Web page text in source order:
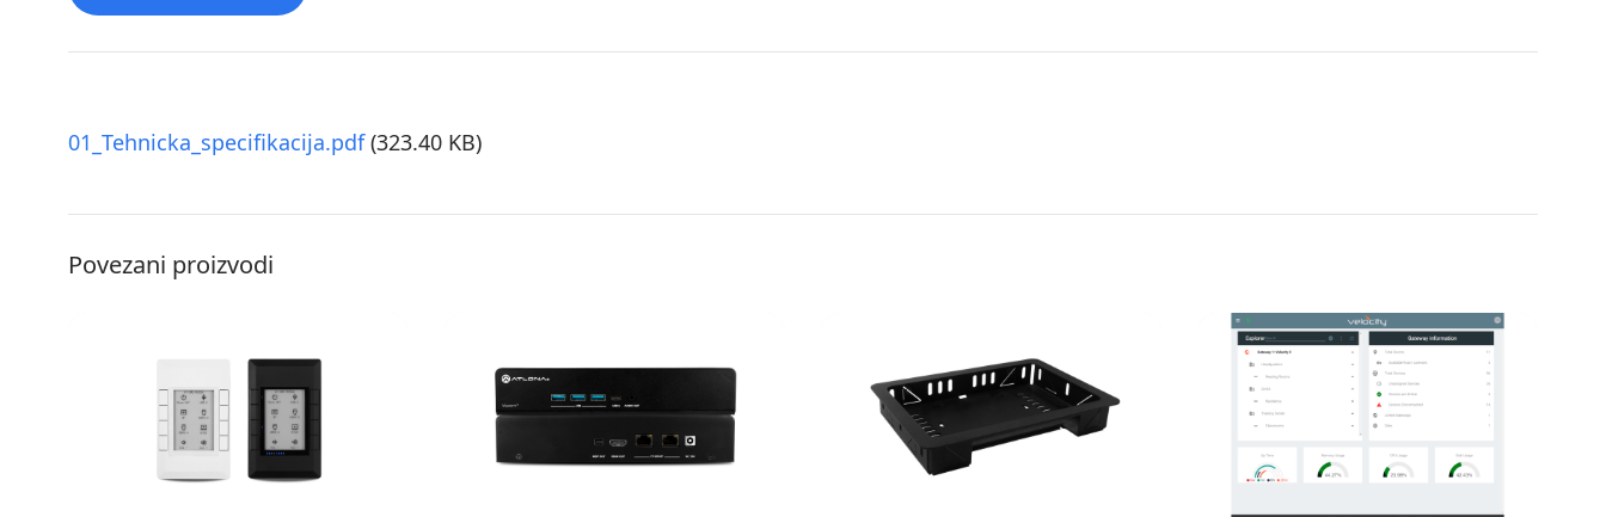
01_Tehnicka_specifikacija.pdf(323.40 KB)
Povezani proizvodi